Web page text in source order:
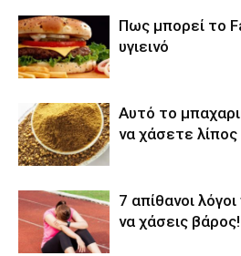
Πως μπορεί το
υγιεινό
Αυτό το
να χάσετε λίπος
7 απίθανοι
να χάσεις βάρος!